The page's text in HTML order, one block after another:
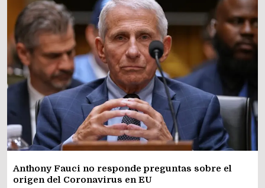
Anthony Fauci no responde preguntas sobre el
origen del Coronavirus en EU